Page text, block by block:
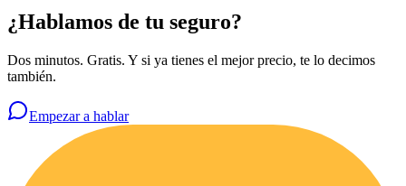
¿Hablamos de tu seguro?
Dos minutos. Gratis. Y si ya tienes el mejor precio, te lo decimos
también.
Empezar a hablar